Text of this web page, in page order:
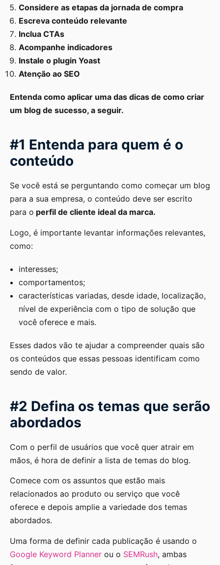
Considere as etapas da jornada de compra
Escreva conteúdo relevante
Inclua CTAs
Acompanhe indicadores
Instale o plugin Yoast
Atenção ao SEO
Entenda como aplicar uma das dicas de como criar
um blog de sucesso, a seguir.
#1 Entenda para quem é o
conteúdo
Se você está se perguntando como começar um blog
para a sua empresa, o conteúdo deve ser escrito
para o perfil de cliente ideal da marca.
Logo, é importante levantar informações relevantes,
como:
interesses;
comportamentos;
características variadas, desde idade, localização,
nível de experiência com o tipo de solução que
você oferece e mais.
Esses dados vão te ajudar a compreender quais são
os conteúdos que essas pessoas identificam como
sendo de valor.
#2 Defina os temas que serão
abordados
Com o perfil de usuários que você quer atrair em
mãos, é hora de definir a lista de temas do blog.
Comece com os assuntos que estão mais
relacionados ao produto ou serviço que você
oferece e depois amplie a variedade dos temas
abordados.
Uma forma de definir cada publicação é usando o
Google Keyword Planner ou o SEMRush, ambas